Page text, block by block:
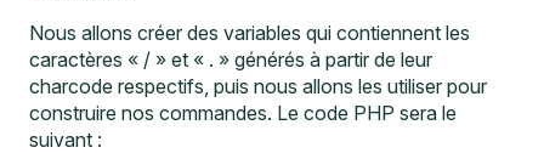
Nous allons créer des variables qui contiennent les
caractères « / » et « . » générés à partir de leur
charcode respectifs, puis nous allons les utiliser pour
construire nos commandes. Le code PHP sera le
suivant :